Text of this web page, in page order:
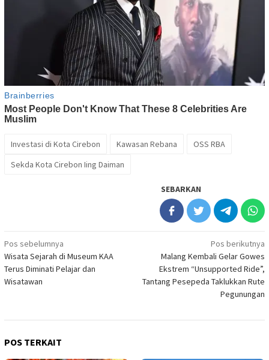
Investasi di Kota Cirebon Kawasan Rebana
OSS RBA
Sekda Kota Cirebon Iing Daiman
SEBARKAN
Navigasi
pos
Pos sebelumnya
Wisata Sejarah di Museum KAA
Terus Diminati Pelajar dan
Wisatawan
Pos berikutnya
Malang Kembali Gelar Gowes
Ekstrem “Unsupported Ride”,
Tantang Pesepeda Taklukkan Rute
Pegunungan
POS TERKAIT